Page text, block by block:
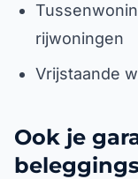
rijwoningen
Vrijstaande
Ook je